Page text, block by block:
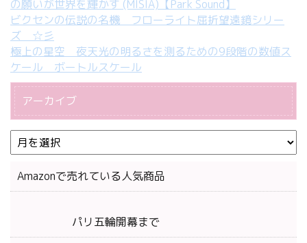
の願いが世界を輝かす (MISIA)【Park Sound】
ビクセンの伝説の名機 フローライト屈折望遠鏡シリー
ズ ☆彡
極上の星空 夜天光の明るさを測るための9段階の数値ス
ケール ボートルスケール
アーカイブ
Amazonで売れている人気商品
パリ五輪開幕まで